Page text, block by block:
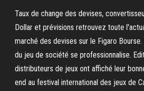
Taux de change des devises,
Dollar et prévisions retrouvez toute
marché des devises sur le Figaro
du jeu de société se professionnalise.
distributeurs de jeux ont affiché leur
end au festival international des jeux de